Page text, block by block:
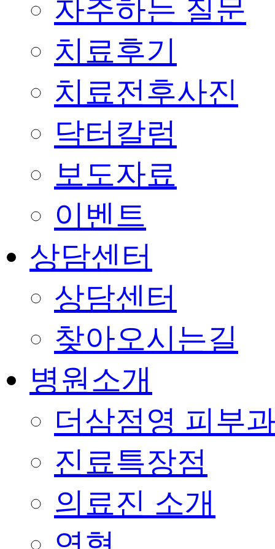
자주하는 질문
치료후기
치료전후사진
닥터칼럼
보도자료
이벤트
상담센터
상담센터
찾아오시는길
병원소개
더삼점영 피부
진료특장점
의료진 소개